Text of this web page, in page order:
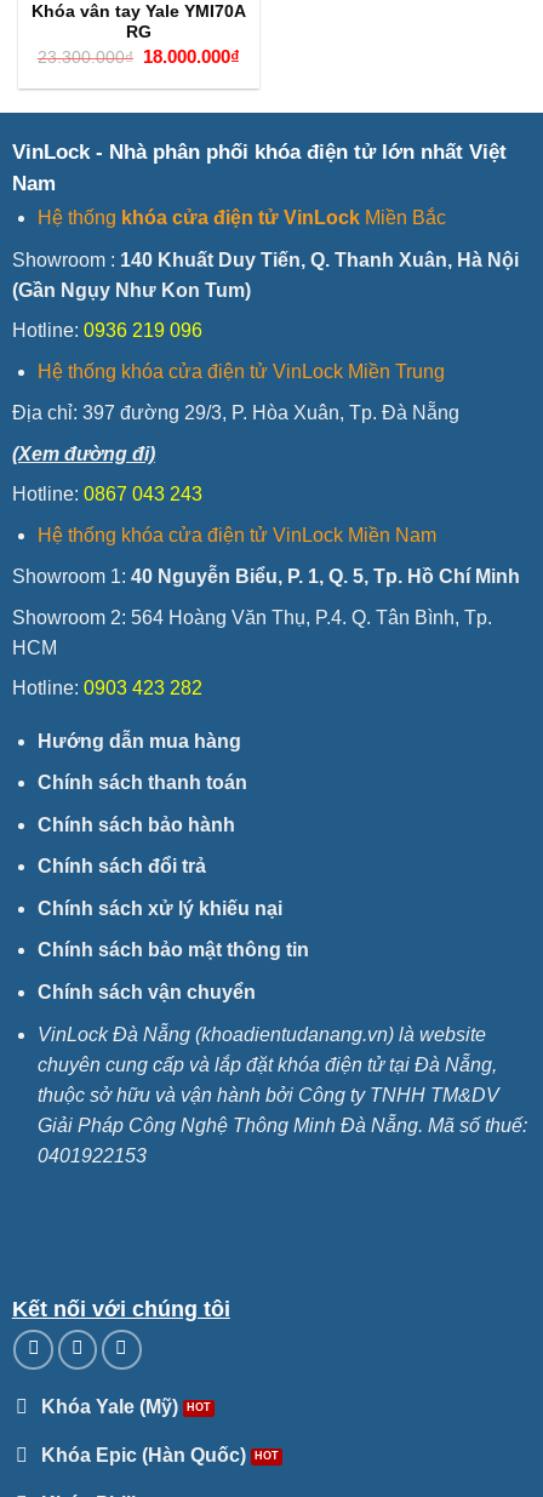
Khóa vân tay Yale YMI70A
RG
23.300.000₫ Giá
là:
23.300.000₫.
18.000.000₫
tại
là:
VinLock - Nhà phân phối khóa điện tử lớn nhất Việt
Nam
Hệ thống khóa cửa điện tử VinLockMiền Bắc
Showroom : 140 Khuất Duy Tiến, Q. Thanh Xuân, Hà Nội
(Gần Ngụy Như Kon Tum)
Hotline: 0936 219 096
Hệ thống khóa cửa điện tử VinLock Miền Trung
Địa chỉ: 397 đường 29/3, P. Hòa Xuân, Tp. Đà Nẵng
(Xem đường đi)
Hotline: 0867 043 243
Hệ thống khóa cửa điện tử VinLock Miền Nam
Showroom 1: 40 Nguyễn Biểu, P. 1, Q. 5, Tp. Hồ Chí Minh
Showroom 2: 564 Hoàng Văn Thụ, P.4. Q. Tân Bình, Tp.
HCM
Hotline: 0903 423 282
Hướng dẫn mua hàng
Chính sách thanh toán
Chính sách bảo hành
Chính sách đổi trả
Chính sách xử lý khiếu nại
Chính sách bảo mật thông tin
Chính sách vận chuyển
VinLock Đà Nẵng (khoadientudanang.vn) là website
chuyên cung cấp và lắp đặt khóa điện tử tại Đà Nẵng,
thuộc sở hữu và vận hành bởi Công ty TNHH TM&DV
Giải Pháp Công Nghệ Thông Minh Đà Nẵng. Mã số thuế:
0401922153
Kết nối với chúng tôi
Khóa Yale (Mỹ)
Khóa Epic (Hàn Quốc)